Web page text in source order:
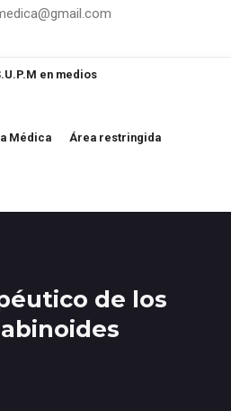
en medios
Médica Área restringida
de los